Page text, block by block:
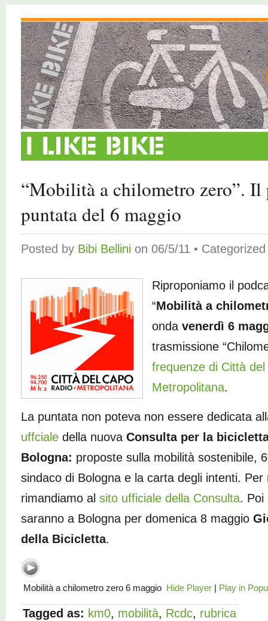
“Mobilità a chilometro zero”. Il
puntata del 6 maggio
Posted by Bibi Bellini on 06/5/11 •
Riproponiamo il
“Mobilità a
onda venerdì 6
trasmissione
frequenze di Città
Metropolitana.
La puntata non poteva non essere dedicata
uffciale della nuova Consulta per la
Bologna: proposte sulla mobilità sostenibile,
sindaco di Bologna e la carta degli intenti.
rimandiamo al sito ufficiale della Consulta. Poi
saranno a Bologna per domenica 8 maggio
della Bicicletta.
Mobilità a chilometro zero 6 maggio Hide Player| Play in
Tagged as: km0, mobilità, Rcdc, rubrica